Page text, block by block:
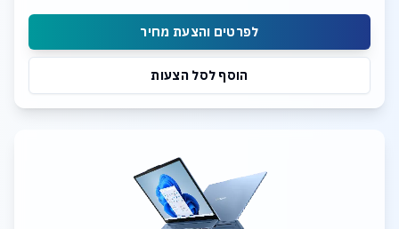
לפרטים והצעת מחיר
הוסף לסל הצעות